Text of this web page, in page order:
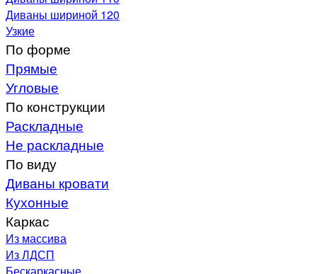
Диваны шириной 120
Узкие
По форме
Прямые
Угловые
По конструкции
Раскладные
Не раскладные
По виду
Диваны кровати
Кухонные
Каркас
Из массива
Из ЛДСП